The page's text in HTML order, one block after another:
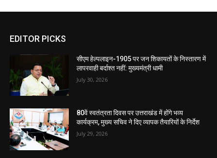
EDITOR PICKS
सीएम हेल्पलाइन-1905 पर जन शिकायतों के निस्तारण में
लापरवाही बर्दाश्त नहीं: मुख्यमंत्री धामी
July 30, 2026
80वें स्वतंत्रता दिवस पर उत्तराखंड में होंगे भव्य
कार्यक्रम, मुख्य सचिव ने दिए व्यापक तैयारियों के निर्देश
July 29, 2026